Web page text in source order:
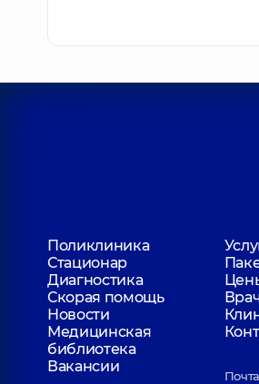
Поликлиника
Стационар
Диагностика
Скорая помощь
Новости
Медицинская
библиотека
Вакансии